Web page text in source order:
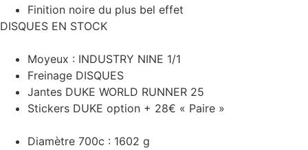
Finition noire du plus bel effet
DISQUES EN STOCK
Moyeux : INDUSTRY NINE 1/1
Freinage DISQUES
Jantes DUKE WORLD RUNNER 25
Stickers DUKE option + 28€ « Paire »
Diamètre 700c : 1602 g